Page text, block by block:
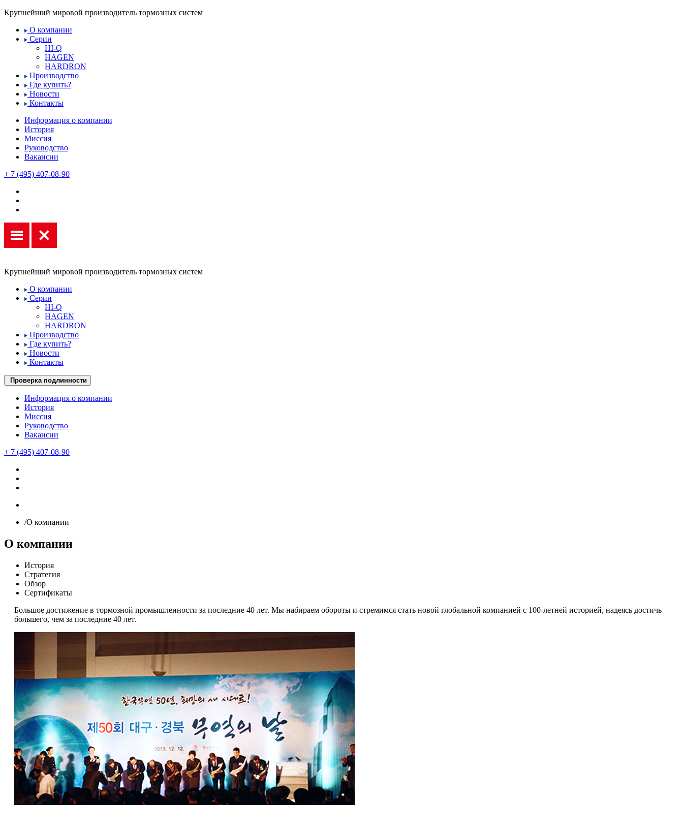
Крупнейший мировой производитель тормозных систем
О компании
Серии
HI-Q
HAGEN
HARDRON
Производство
Где купить?
Новости
Контакты
Информация о компании
История
Миссия
Руководство
Вакансии
+ 7 (495) 407-08-90
Крупнейший мировой производитель тормозных систем
О компании
Серии
HI-Q
HAGEN
HARDRON
Производство
Где купить?
Новости
Контакты
Проверка подлинности
Информация о компании
История
Миссия
Руководство
Вакансии
+ 7 (495) 407-08-90
/О компании
О компании
История
Стратегия
Обзор
Сертификаты
Большое достижение в тормозной промышленности за последние 40 лет. Мы набираем обороты и стремимся стать новой глобальной компанией с 100-летней историей, надеясь достичь
большего, чем за последние 40 лет.